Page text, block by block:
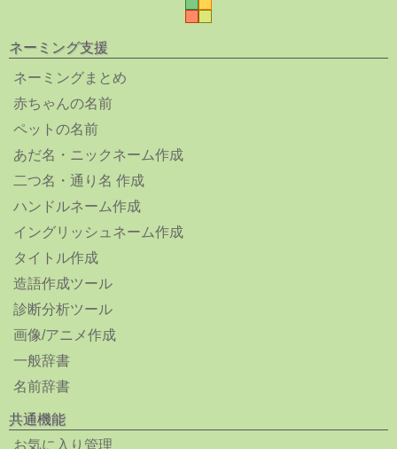
ネーミング支援
ネーミングまとめ
赤ちゃんの名前
ペットの名前
あだ名・ニックネーム作成
二つ名・通り名 作成
ハンドルネーム作成
イングリッシュネーム作成
タイトル作成
造語作成ツール
診断分析ツール
画像/アニメ作成
一般辞書
名前辞書
共通機能
お気に入り管理